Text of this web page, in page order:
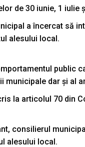
de 30 iunie, 1 iulie
a încercat să
alesului local.
public
municipale dar și al
la articolul 70 din
consilierul
alesului local.